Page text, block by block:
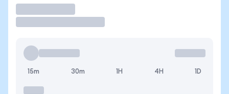
15m 30m 1H 4H 1D